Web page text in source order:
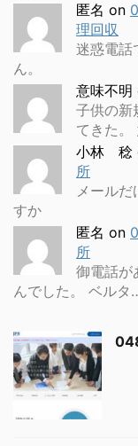
匿名 on
理回収
迷惑電話
ん。
意味不明
子供の新
てきた
小林 稔
所
メール
すか
匿名 on
所
御電話が
んでした。 ベルタ